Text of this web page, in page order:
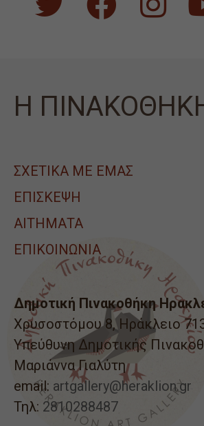
Η
ΣΧΕΤΙΚΑ ΜΕ ΕΜΑΣ
ΕΠΙΣΚΕΨΗ
ΑΙΤΉΜΑΤΑ
ΕΠΙΚΟΙΝΩΝΙΑ
Δημοτική Πινακοθήκη
Χρυσοστόμου 8, Ηράκλειο
Υπεύθυνη Δημοτικής
Μαριάννα Γιαλύτη
email: artgallery@heraklion.gr
Τηλ: 2810288487